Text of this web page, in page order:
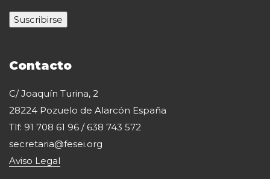
Contacto
C/ Joaquín Turina, 2
28224 Pozuelo de Alarcón España
Tlf: 91 708 61 96 / 638 743 572
secretaria@fesei.org
Aviso Legal